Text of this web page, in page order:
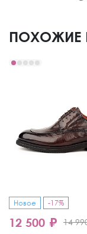
ПОХОЖИЕ
Новое -17%
12 500 ₽ 14